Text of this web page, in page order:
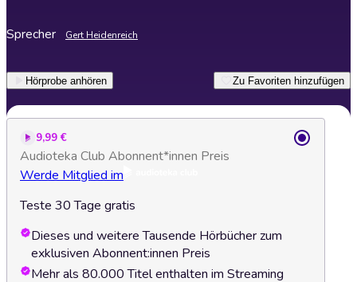
Sprecher Gert Heidenreich
Hörprobe anhören Zu Favoriten hinzufügen
9,99 €
Audioteka Club Abonnent*innen Preis
Werde Mitglied im
Teste 30 Tage gratis
Dieses und weitere Tausende Hörbücher zum
exklusiven Abonnent:innen Preis
Mehr als 80.000 Titel enthalten im Streaming